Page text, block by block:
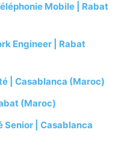
Mobile | Rabat
Engineer | Rabat
| Casablanca (Maroc)
(Maroc)
| Casablanca